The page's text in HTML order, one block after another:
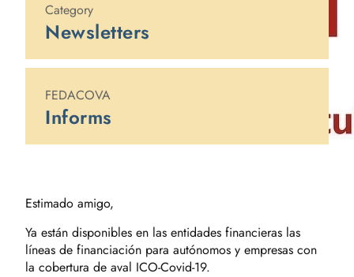
Category
Newsletters
FEDACOVA
Informs
Estimado amigo,
Ya están disponibles en las entidades financieras las
líneas de financiación para autónomos y empresas con
la cobertura de aval ICO-Covid-19.